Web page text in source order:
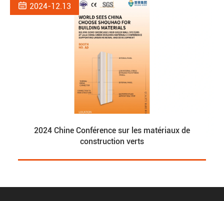
 2024-12.13
2024 Chine Conférence sur les matériaux de
construction verts